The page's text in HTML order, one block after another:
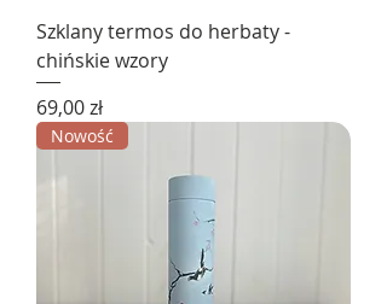
Szklany termos do herbaty -
chińskie wzory
Cena
69,00 zł
Nowość